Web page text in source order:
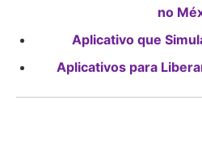
no
Aplicativo que
Aplicativos para